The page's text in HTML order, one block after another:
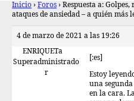
Inicio › Foros › Respuesta a:
ataques de ansiedad – a quién más
4 de marzo de 2021 a las 19:26
ENRIQUETa
Superadministrado
r
[:es]
Estoy
una
en la cara.